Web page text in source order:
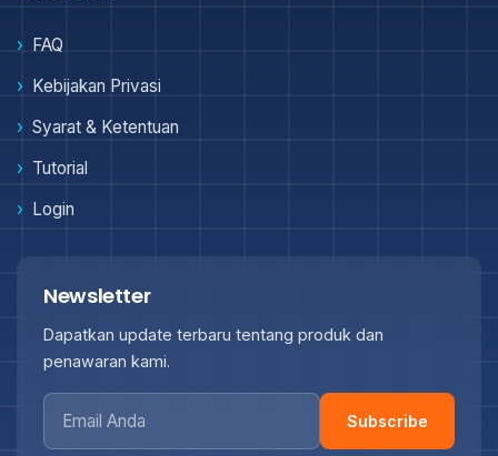
FAQ
Kebijakan Privasi
Syarat & Ketentuan
Tutorial
Login
Newsletter
Dapatkan update terbaru tentang produk dan
penawaran kami.
Subscribe